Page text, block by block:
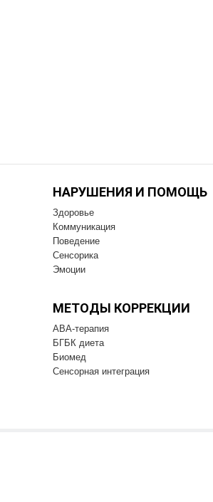
НАРУШЕНИЯ И ПОМОЩЬ
Здоровье
Коммуникация
Поведение
Сенсорика
Эмоции
МЕТОДЫ КОРРЕКЦИИ
ABA-терапия
БГБК диета
Биомед
Cенсорная интеграция